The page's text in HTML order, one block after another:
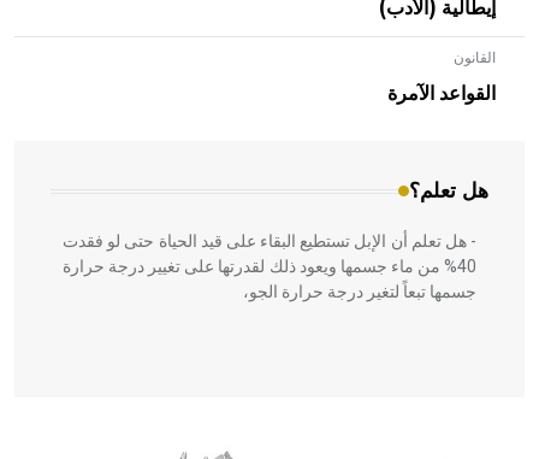
إيطالية (الأدب)
القانون
القواعد الآمرة
هل تعلم؟
- هل تعلم أن الأبلق نوع من الفنون الهندسية التي ارتبطت
بالعمارة الإسلامية في بلاد الشام ومصر خاصة، حيث يحرص
المعمار على بناء مداميكه وخاصة في الواجهات
- هل تعلم أن الإبل تستطيع البقاء على قيد الحياة حتى لو فقدت
40% من ماء جسمها ويعود ذلك لقدرتها على تغيير درجة حرارة
جسمها تبعاً لتغير درجة حرارة الجو،
الحكم، الأدلة، تنظيم التغذية، ورسالته في جروح الرأس. ويعود